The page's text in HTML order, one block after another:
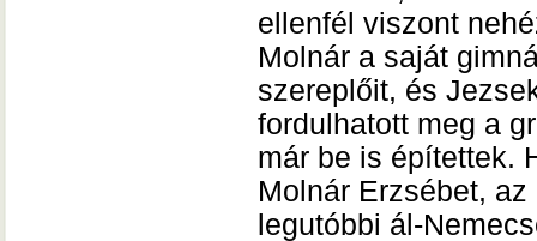
ellenfél viszont
Molnár a saját
szereplőit, és
fordulhatott meg a
már be is építettek.
Molnár Erzsébet,
legutóbbi ál-